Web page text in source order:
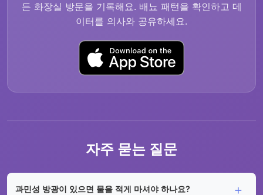
든 화장실 방문을 기록해요. 배뇨 패턴을 확인하고 데
이터를 의사와 공유하세요.
자주 묻는 질문
과민성 방광이 있으면 물을 적게 마셔야 하나요?